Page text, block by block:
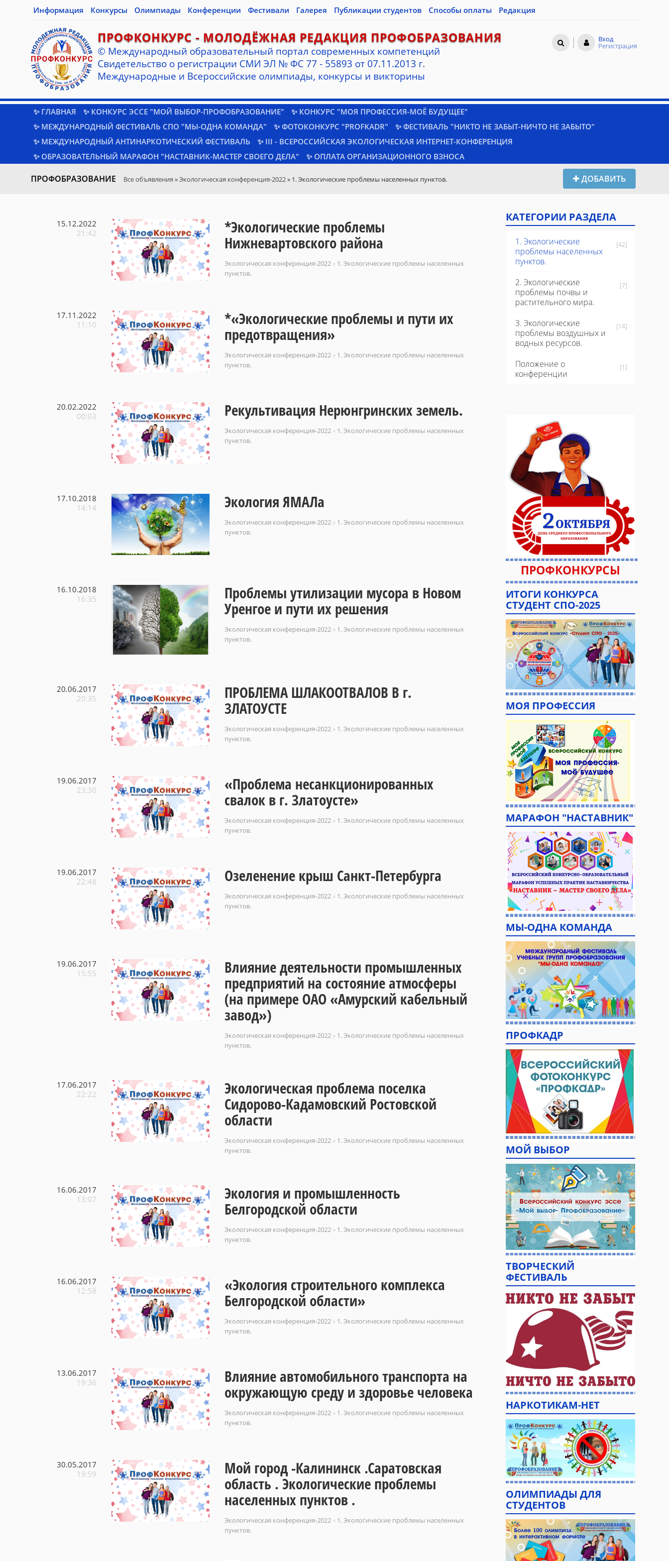
Информация Конкурсы Олимпиады Конференции Фестивали Галерея Публикации студентов Способы оплаты Редакция
ПРОФКОНКУРС - МОЛОДЁЖНАЯ РЕДАКЦИЯ ПРОФОБРАЗОВАНИЯ
© Международный образовательный портал современных компетенций
Cвидетельство о регистрации СМИ ЭЛ № ФС 77 - 55893 от 07.11.2013 г.
Международные и Всероссийские олимпиады, конкурсы и викторины
Вход
Регистрация
✨ ГЛАВНАЯ ✨ КОНКУРС ЭССЕ "МОЙ ВЫБОР-ПРОФОБРАЗОВАНИЕ"
✨ КОНКУРС "МОЯ ПРОФЕССИЯ-МОЁ БУДУЩЕЕ"
✨ МЕЖДУНАРОДНЫЙ ФЕСТИВАЛЬ СПО "МЫ-ОДНА КОМАНДА"
✨ ФОТОКОНКУРС "PROFKADR"
✨ ФЕСТИВАЛЬ "НИКТО НЕ ЗАБЫТ-НИЧТО НЕ ЗАБЫТО"
✨ МЕЖДУНАРОДНЫЙ АНТИНАРКОТИЧЕСКИЙ ФЕСТИВАЛЬ
✨ III - ВСЕРОССИЙСКАЯ ЭКОЛОГИЧЕСКАЯ ИНТЕРНЕТ-КОНФЕРЕНЦИЯ
✨ ОБРАЗОВАТЕЛЬНЫЙ МАРАФОН "НАСТАВНИК-МАСТЕР СВОЕГО ДЕЛА"
✨ ОПЛАТА ОРГАНИЗАЦИОННОГО ВЗНОСА
ПРОФОБРАЗОВАНИЕ Все объявления »Экологическая конференция-2022» 1. Экологические проблемы населенных пунктов. ДОБАВИТЬ
15.12.2022
21:42
*Экологические проблемы
Нижневартовского района
Экологическая конференция-2022 » 1. Экологические проблемы населенных
пунктов.
17.11.2022
11:10
*«Экологические проблемы и пути их
предотвращения»
Экологическая конференция-2022 » 1. Экологические проблемы населенных
пунктов.
20.02.2022
00:03
Рекультивация Нерюнгринских земель.
Экологическая конференция-2022 » 1. Экологические проблемы населенных
пунктов.
17.10.2018
14:14
Экология ЯМАЛа
Экологическая конференция-2022 » 1. Экологические проблемы населенных
пунктов.
16.10.2018
16:35
Проблемы утилизации мусора в Новом
Уренгое и пути их решения
Экологическая конференция-2022 » 1. Экологические проблемы населенных
пунктов.
20.06.2017
20:35
ПРОБЛЕМА ШЛАКООТВАЛОВ В г.
ЗЛАТОУСТЕ
Экологическая конференция-2022 » 1. Экологические проблемы населенных
пунктов.
19.06.2017
23:30
«Проблема несанкционированных
свалок в г. Златоусте»
Экологическая конференция-2022 » 1. Экологические проблемы населенных
пунктов.
19.06.2017
22:48
Озеленение крыш Санкт-Петербурга
Экологическая конференция-2022 » 1. Экологические проблемы населенных
пунктов.
19.06.2017
15:55
Влияние деятельности промышленных
предприятий на состояние атмосферы
(на примере ОАО «Амурский кабельный
завод»)
Экологическая конференция-2022 » 1. Экологические проблемы населенных
пунктов.
17.06.2017
22:22
Экологическая проблема поселка
Сидорово-Кадамовский Ростовской
области
Экологическая конференция-2022 » 1. Экологические проблемы населенных
пунктов.
16.06.2017
13:07
Экология и промышленность
Белгородской области
Экологическая конференция-2022 » 1. Экологические проблемы населенных
пунктов.
16.06.2017
12:58
«Экология строительного комплекса
Белгородской области»
Экологическая конференция-2022 » 1. Экологические проблемы населенных
пунктов.
13.06.2017
19:36
Влияние автомобильного транспорта на
окружающую среду и здоровье человека
Экологическая конференция-2022 » 1. Экологические проблемы населенных
пунктов.
30.05.2017
19:59
Мой город -Калининск .Саратовская
область . Экологические проблемы
населенных пунктов .
Экологическая конференция-2022 » 1. Экологические проблемы населенных
пунктов.
КАТЕГОРИИ РАЗДЕЛА
1. Экологические
проблемы населенных
пунктов.
[42]
2. Экологические
проблемы почвы и
растительного мира.
[7]
3. Экологические
проблемы воздушных и
водных ресурсов.
[14]
Положение о
конференции
[1]
ПРОФКОНКУРСЫ
ИТОГИ КОНКУРСА
СТУДЕНТ СПО-2025
МОЯ ПРОФЕССИЯ
МАРАФОН "НАСТАВНИК"
МЫ-ОДНА КОМАНДА
ПРОФКАДР
МОЙ ВЫБОР
ТВОРЧЕСКИЙ
ФЕСТИВАЛЬ
НАРКОТИКАМ-НЕТ
ОЛИМПИАДЫ ДЛЯ
СТУДЕНТОВ